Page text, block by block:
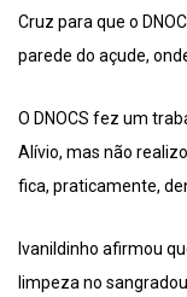
Cruz para que o
parede do açude,
O DNOCS fez um
Alívio, mas não
fica, praticamente,
Ivanildinho afirmou
limpeza no